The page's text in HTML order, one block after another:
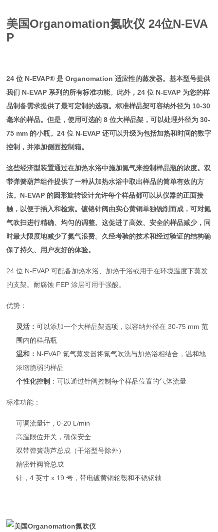
美国Organomation氮吹仪 24位N-EVA
P
24 位 N-EVAP® 是 Organomation 适应性的蒸发器。基本型号提供
我们 N-EVAP 系列的所有标准功能。此外，24 位 N-EVAP 为您的样
品制备需求提供了最可定制的选项。标准样品架可容纳外径为 10-30
毫米的样品。但是，使用可选的 8 位大样品架，可以处理外径为 30-
75 mm 的小瓶。24 位 N-EVAP 还可以升级为包括加热和时间的数字
控制，并添加侧面控制箱。
这些经济型装置通过在加热水浴中施加氮气来控制样品瓶的浓度。双
带弹簧葫芦组件提供了一种从加热水浴中取出样品的简单有效的方
法。N-EVAP 的圆形旋转设计允许每个样品都可以从仪器的正面接
触，以便于插入和检索。镀铬针阀由实心黄铜单独铣削而成，可对氮
气吹扫进行精确、均匀的调整。这促进了高效、安全的样品减少，同
时最大限度地减少了氮气浪费。久经考验的技术和经过验证的结构确
保了持久、用户友好的体验。
24 位 N-EVAP 可配备加热水浴、加热干浴或用于在环境温度下蒸发
的支架。耐腐蚀 FEP 涂层可用于强酸。
优势：
灵活：可以添加一个大样品架选项，以容纳外径在 30-75 mm 范
围内的样品瓶
温和： N-EVAP 氮气蒸发器将氮气吹洗与加热浴相结合，温和地
浓缩脆弱的样品
个性化控制 ：可以通过针阀控制每个样品位置的气体流量
标准功能：
可调流量计，0-20 L/min
高温限位开关，确保安全
双带弹簧葫芦总成（干浴型号除外）
精密针阀管总成
针，4 英寸 x 19 号，带电镀黄铜轮毂和不锈钢轴